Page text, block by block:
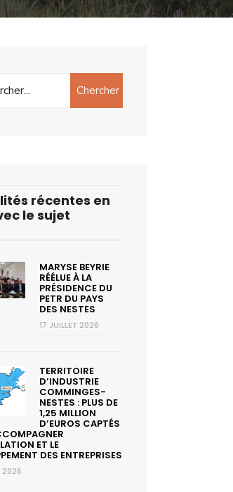
Chercher
récentes en
le sujet
MARYSE BEYRIE
RÉÉLUE À LA
PRÉSIDENCE DU
PETR DU PAYS
DES NESTES
17 JUILLET 2026
TERRITOIRE
D’INDUSTRIE
COMMINGES-
NESTES : PLUS DE
1,25 MILLION
D’EUROS CAPTÉS
ET LE
DES ENTREPRISES
2026